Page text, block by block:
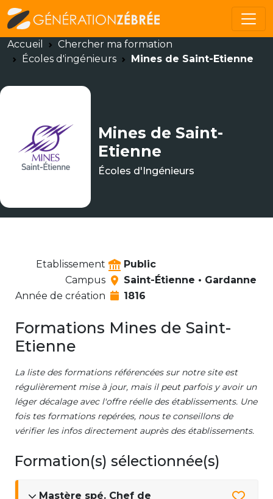
Accueil
Chercher ma formation
Écoles d'ingénieurs
Mines de Saint-Etienne
Mines de Saint-
Etienne
Écoles d'Ingénieurs
Etablissement
Public
Campus
Saint-Étienne • Gardanne
Année de création
1816
Formations Mines de Saint-
Etienne
La liste des formations référencées sur notre site est
régulièrement mise à jour, mais il peut parfois y avoir un
léger décalage avec l'offre réelle des établissements. Une
fois tes formations repérées, nous te conseillons de
vérifier les infos directement auprès des établissements.
Formation(s) sélectionnée(s)
Mastère spé. Chef de